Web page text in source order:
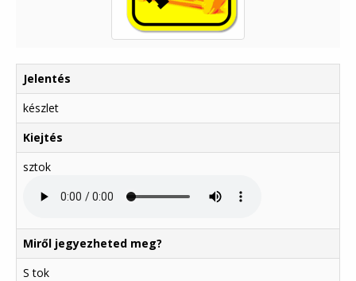
Jelentés
készlet
Kiejtés
sztok
Miről jegyezheted meg?
S tok